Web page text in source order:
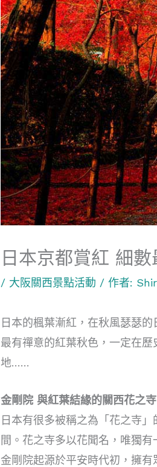
日本京都賞紅 細
/ 大阪關西景點活動 / 作者:
日本的楓葉漸紅，在秋風瑟瑟
最有禪意的紅葉秋色，一定在
地……
金剛院 與紅葉結緣的關西花之寺
日本有很多被稱之為「花之寺
間。花之寺多以花聞名，唯獨
金剛院起源於平安時代初，擁